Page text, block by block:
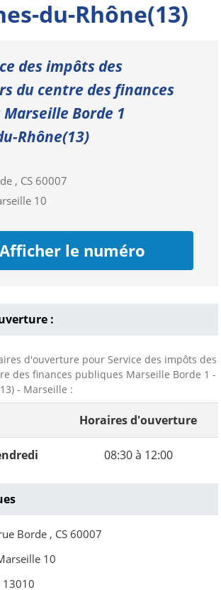
du-Rhône(13)
des impôts des
du centre des finances
Borde 1
Rhône(13)
, CS 60007
10
Afficher le numéro
:
d'ouverture pour Service des impôts des
des finances publiques Marseille Borde 1 -
- Marseille :
Horaires d'ouverture
08:30 à 12:00
Borde , CS 60007
10
13010